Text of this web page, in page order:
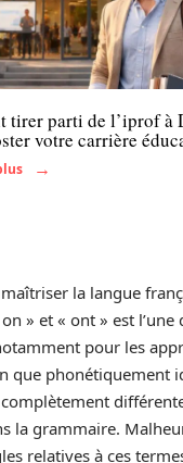
tirer parti de l’iprof à
votre carrière
maîtriser la langue
» et « ont » est l’une
pour les
que phonétiquement
la grammaire.
relatives à ces